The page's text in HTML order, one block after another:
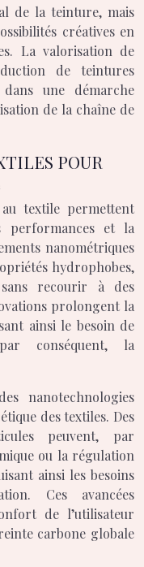
de la teinture, mais
créatives en
La valorisation de
de teintures
une démarche
de la chaîne de
POUR
au textile permettent
performances et la
nanométriques
hydrophobes,
sans recourir à des
prolongent la
ainsi le besoin de
conséquent, la
nanotechnologies
des textiles. Des
peuvent, par
ou la régulation
ainsi les besoins
Ces avancées
de l’utilisateur
carbone globale